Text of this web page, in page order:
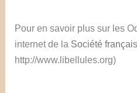
Pour en savoir plus sur les
internet de la Société
http://www.libellules.org)